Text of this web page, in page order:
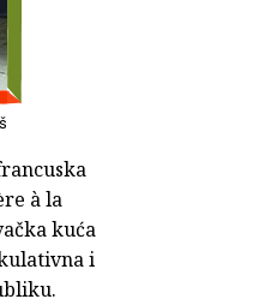
à la
kuća
i